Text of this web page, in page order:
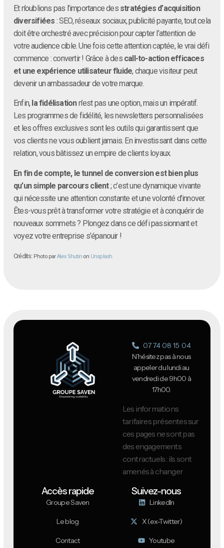
Et n’oublions pas l’importance des stratégies d’acquisition
diversifiées : SEO, réseaux sociaux, publicité payante, tout cela
doit être orchestré avec précision pour capter l’attention de
votre audience cible. Une fois cette attention captée, le vrai défi
commence : convertir ! Grâce à des call-to-action efficaces
et une expérience utilisateur fluide, chaque visiteur peut
devenir un ambassadeur de votre marque.
Enfin, la fidélisationn’est pas une option, mais un impératif.
Les programmes de fidélité, les newsletters personnalisées
et les offres exclusives sont les outils qui garantissent que
vos clients ne vous oublient jamais. En investissant dans cette
relation, vous bâtissez un empire de clients loyaux.
En fin de compte, le tunnel de conversion est bien plus
qu’un simple parcours client; c’est une dynamique vivante
qui nécessite une attention constante et une volonté d’innover.
Êtes-vous prêt à transformer votre stratégie et à conquérir de
nouveaux sommets ? Plongez dans ce défi passionnant et
voyez votre entreprise s’épanouir !
Crédits: Photo parAlex Shutin on Unsplash
07 74 08 15 04
N'hésitez pas à nous
appeler du lundi au
vendredi de 9h00 à
17h00.
Les informations
tarifaires présentes sur
ces pages ne sont pas
des engagements
contractuels : ils sont
amenés à changer
Accès rapide
Groupe Saven
Le blog
Contact
Suivez-nous
LinkedIn
X (ex-Twitter)
Youtube